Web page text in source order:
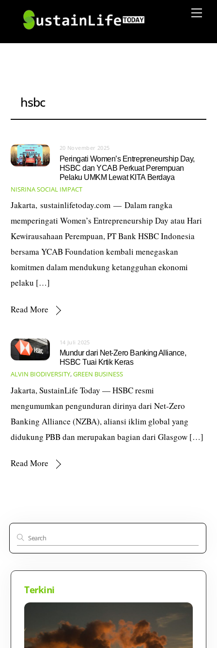
content
hsbc
20 November 2025
Peringati Women’s Entrepreneurship Day,
HSBC dan YCAB Perkuat Perempuan
Pelaku UMKM Lewat KITA Berdaya
NISRINA SOCIAL IMPACT
Jakarta, sustainlifetoday.com — Dalam rangka
memperingati Women’s Entrepreneurship Day atau Hari
Kewirausahaan Perempuan, PT Bank HSBC Indonesia
bersama YCAB Foundation kembali menegaskan
komitmen dalam mendukung ketangguhan ekonomi
pelaku […]
Read More
14 Juli 2025
Mundur dari Net-Zero Banking Alliance,
HSBC Tuai Krtik Keras
ALVIN BIODIVERSITY,GREEN BUSINESS
Jakarta, SustainLife Today — HSBC resmi
mengumumkan pengunduran dirinya dari Net-Zero
Banking Alliance (NZBA), aliansi iklim global yang
didukung PBB dan merupakan bagian dari Glasgow […]
Read More
Terkini